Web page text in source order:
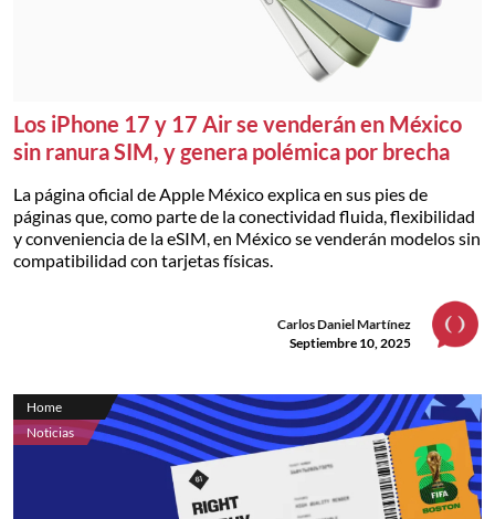
Los iPhone 17 y 17 Air se venderán en México
sin ranura SIM, y genera polémica por brecha
La página oficial de Apple México explica en sus pies de
páginas que, como parte de la conectividad fluida, flexibilidad
y conveniencia de la eSIM, en México se venderán modelos sin
compatibilidad con tarjetas físicas.
Carlos Daniel Martínez
Septiembre 10, 2025
Home
Noticias